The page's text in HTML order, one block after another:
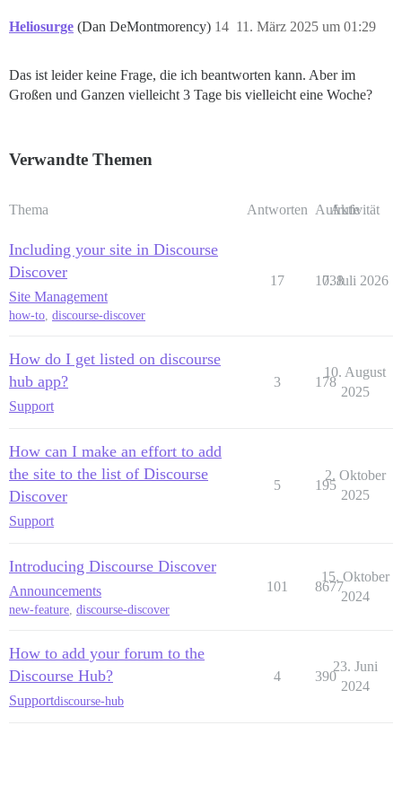
Heliosurge (Dan DeMontmorency) 11. März 2025 um 01:29
14
Das ist leider keine Frage, die ich beantworten kann. Aber im
Großen und Ganzen vielleicht 3 Tage bis vielleicht eine Woche?
Verwandte Themen
Thema Antworten Aufrufe
Aktivität
Including your site in Discourse
Discover
Site Management
how-to, discourse-discover
17 1038
7. Juli 2026
How do I get listed on discourse
hub app?
Support
3 178
10. August
2025
How can I make an effort to add
the site to the list of Discourse
Discover
Support
5 195
2. Oktober
2025
Introducing Discourse Discover
Announcements
new-feature, discourse-discover
101 8677
15. Oktober
2024
How to add your forum to the
Discourse Hub?
Supportdiscourse-hub
4 390
23. Juni
2024